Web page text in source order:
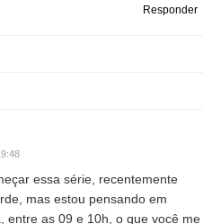
Responder
essa série, recentemente
mas estou pensando em
entre as 09 e 10h, o que você me